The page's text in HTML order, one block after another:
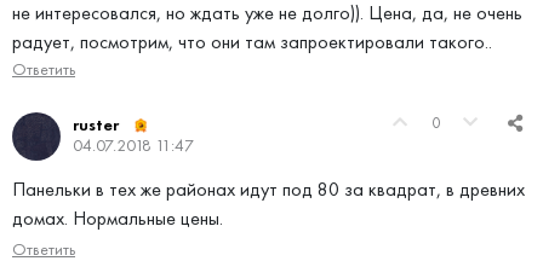
не интересовался, но ждать уже не долго)). Цена, да, не очень
радует, посмотрим, что они там запроектировали такого..
Ответить
0
ruster
04.07.2018 11:47
Панельки в тех же районах идут под 80 за квадрат, в древних
домах. Нормальные цены.
Ответить